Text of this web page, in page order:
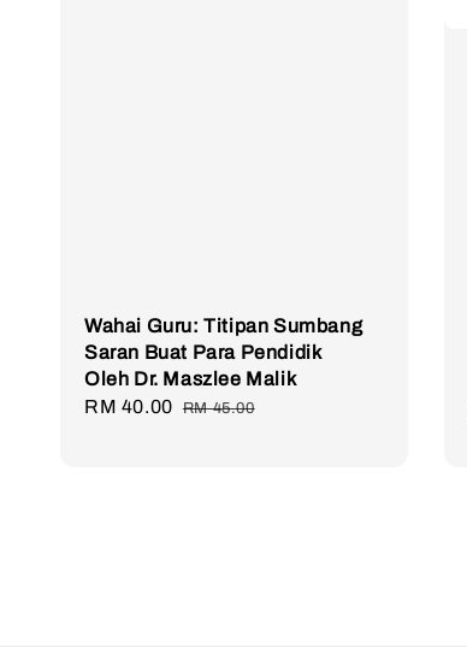
Wahai Guru: Titipan Sumbang
Saran Buat Para Pendidik
Oleh Dr. Maszlee Malik
Sale
RM 40.00 Regular
RM 45.00